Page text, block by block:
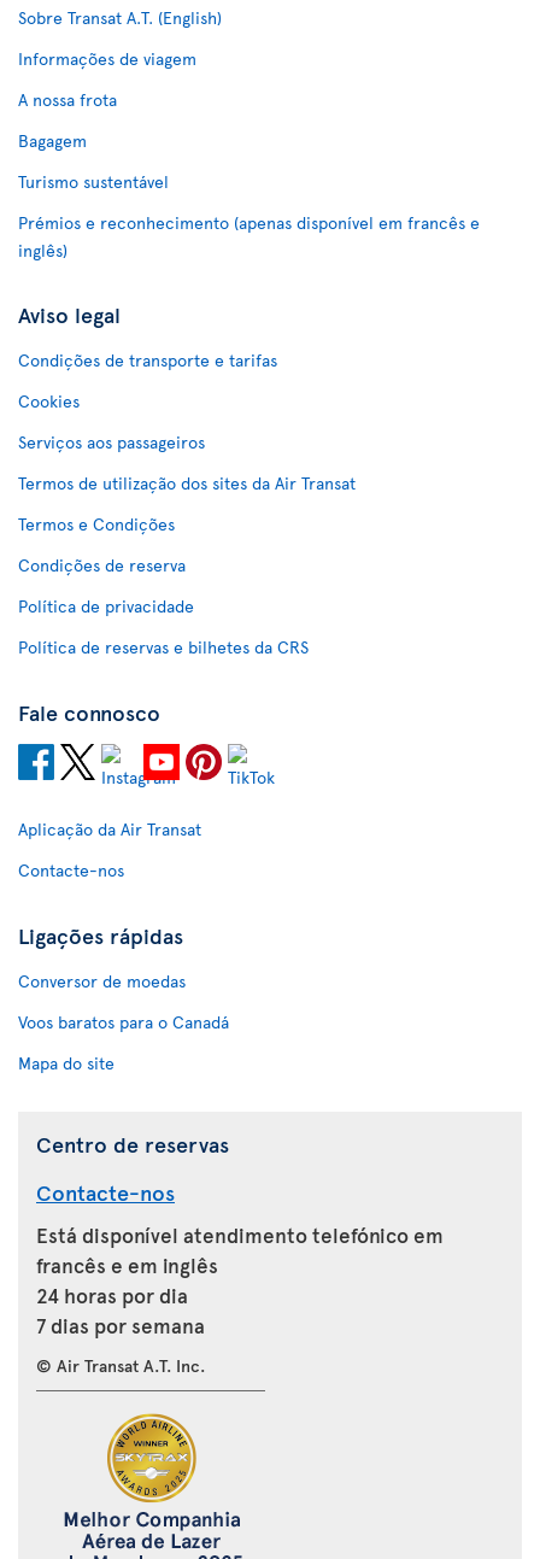
Sobre Transat A.T. (English)
Informações de viagem
A nossa frota
Bagagem
Turismo sustentável
Prémios e reconhecimento (apenas disponível em francês e
inglês)
Aviso legal
Condições de transporte e tarifas
Cookies
Serviços aos passageiros
Termos de utilização dos sites da Air Transat
Termos e Condições
Condições de reserva
Política de privacidade
Política de reservas e bilhetes da CRS
Fale connosco
Aplicação da Air Transat
Contacte-nos
Ligações rápidas
Conversor de moedas
Voos baratos para o Canadá
Mapa do site
Centro de reservas
Contacte-nos
Está disponível atendimento telefónico em
francês e em inglês
24 horas por dia
7 dias por semana
© Air Transat A.T. Inc.